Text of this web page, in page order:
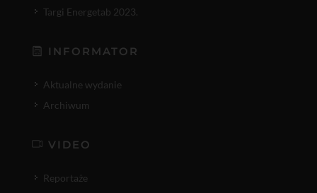
Targi Energetab 2023.
INFORMATOR
Aktualne wydanie
Archiwum
VIDEO
Reportaże